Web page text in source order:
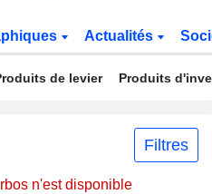
Actualités
de levier Produits
Filtres
n'est disponible